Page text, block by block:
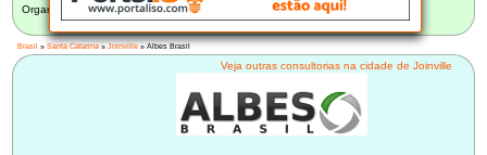
Organização:
Albes Brasil - Joinville/SC
Brasil »Santa Catarina»Joinville» Albes Brasil
Veja outras consultorias na cidade de Joinville